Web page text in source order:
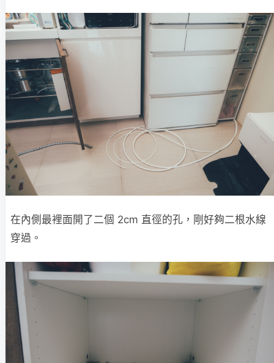
在內側最裡面開了二個 2cm 直徑的孔，剛好夠二根水線
穿過。